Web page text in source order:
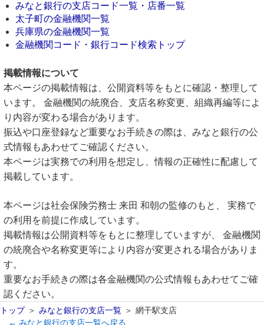
みなと銀行の支店コード一覧・店番一覧
太子町の金融機関一覧
兵庫県の金融機関一覧
金融機関コード・銀行コード検索トップ
掲載情報について
本ページの掲載情報は、公開資料等をもとに確認・整理して
います。 金融機関の統廃合、支店名称変更、組織再編等によ
り内容が変わる場合があります。
振込や口座登録など重要なお手続きの際は、みなと銀行の公
式情報もあわせてご確認ください。
本ページは実務での利用を想定し、情報の正確性に配慮して
掲載しています。
本ページは社会保険労務士 来田 和朝の監修のもと、 実務で
の利用を前提に作成しています。
掲載情報は公開資料等をもとに整理していますが、 金融機関
の統廃合や名称変更等により内容が変更される場合がありま
す。
重要なお手続きの際は各金融機関の公式情報もあわせてご確
認ください。
トップ みなと銀行の支店一覧
網干駅支店
← みなと銀行の支店一覧へ戻る